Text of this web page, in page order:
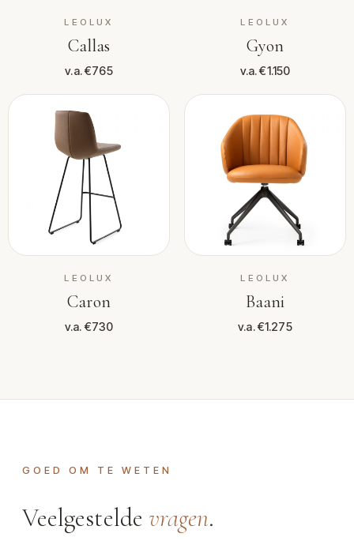
LEOLUX
Callas
v.a. €765
LEOLUX
Gyon
v.a. €1.150
LEOLUX
Caron
v.a. €730
LEOLUX
Baani
v.a. €1.275
GOED OM TE WETEN
Veelgestelde vragen.